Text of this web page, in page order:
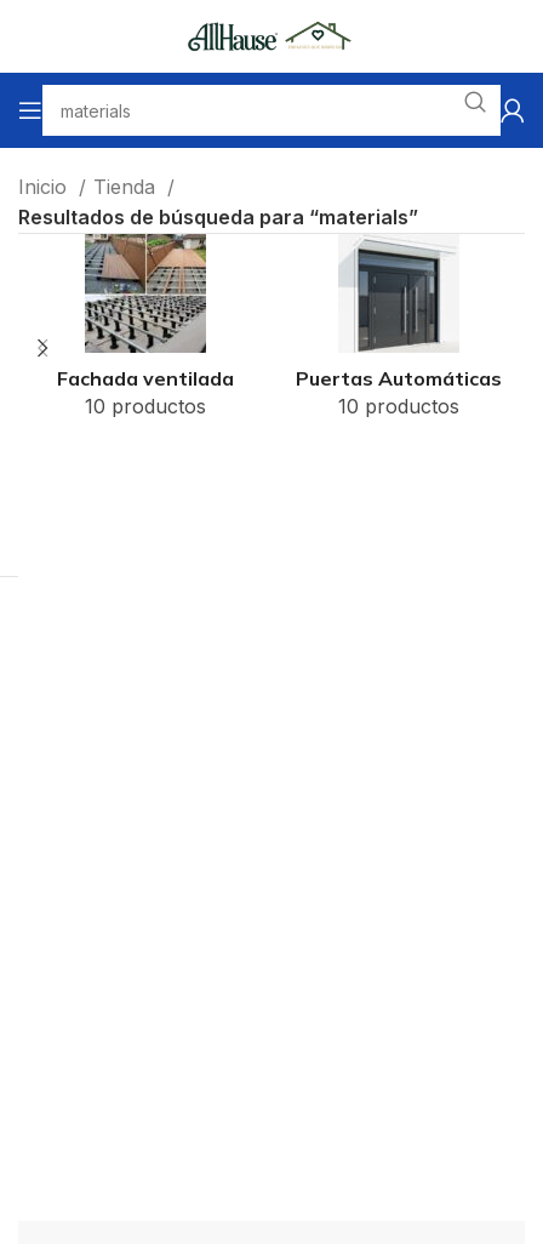
Inicio
Tienda
Resultados de búsqueda para “materials”
Fachada ventilada
10 productos
Puertas Automáticas
10 productos